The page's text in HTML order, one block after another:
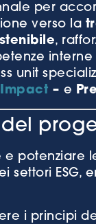
per
verso la
,
unit
– e
e potenziare
settori ESG,
i principi